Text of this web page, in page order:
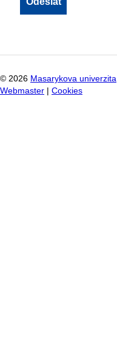
© 2026 Masarykova univerzita
Webmaster
Cookies